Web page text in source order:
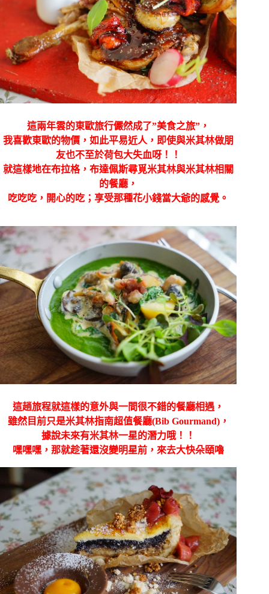
這兩年雲的東歐旅行儼然成了”美食之旅”，
我喜歡東歐的物價，如此平易近人，即使與米其林做朋
友也不至於荷包大失血呀！！
就這樣地在布拉格，布達佩斯尋覓米其林與米其林相關
的餐廳，
吃吃吃，開心的吃；享受那種花小錢當大爺的感覺。
這趟旅程就這樣的意外與一間很不錯的餐廳相遇，
雖然目前只是米其林指南超值餐廳(Bib Gourmand)，
據說未來有米其林一星的潛力哦！！
嘿嘿嘿，那就趁著還沒變明星前，來去大快朵頤嚕